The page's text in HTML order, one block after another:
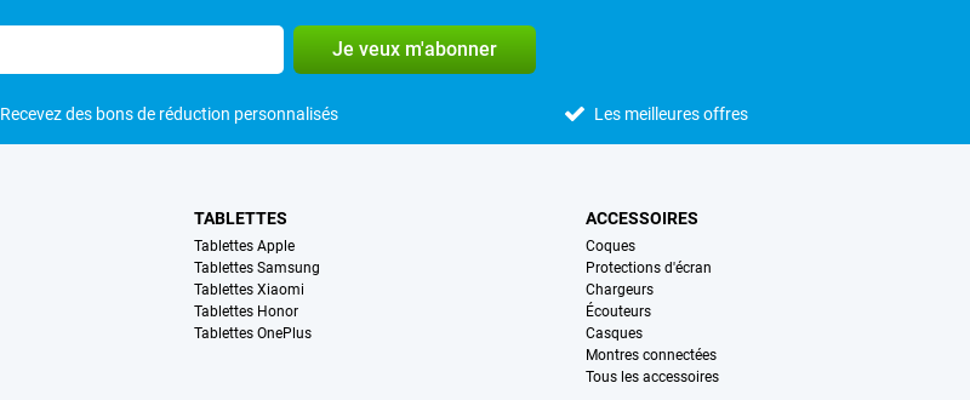
Je veux m'abonner
Recevez des bons de réduction personnalisés Les meilleures offres
TABLETTES
Tablettes Apple
Tablettes Samsung
Tablettes Xiaomi
Tablettes Honor
Tablettes OnePlus
ACCESSOIRES
Coques
Protections d'écran
Chargeurs
Écouteurs
Casques
Montres connectées
Tous les accessoires